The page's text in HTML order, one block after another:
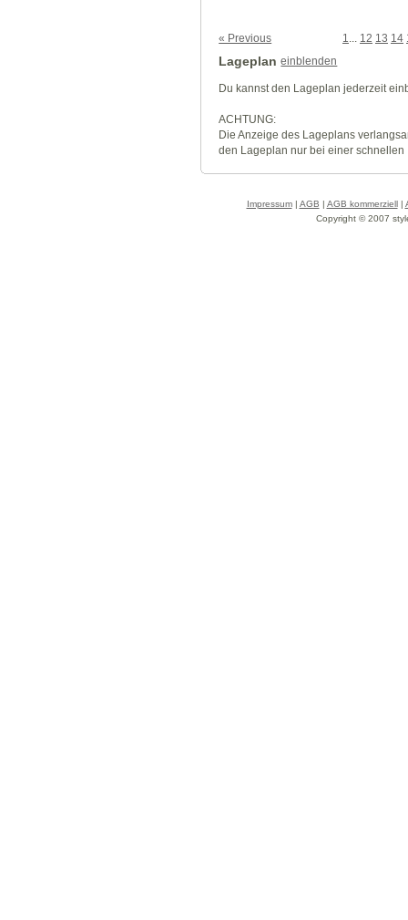
« Previous 1... 12 13 14
Lageplan einblenden
Du kannst den Lageplan jederzeit
ACHTUNG:
Die Anzeige des Lageplans
den Lageplan nur bei einer
Impressum| AGB | AGB kommerziell|
Copyright © 2007